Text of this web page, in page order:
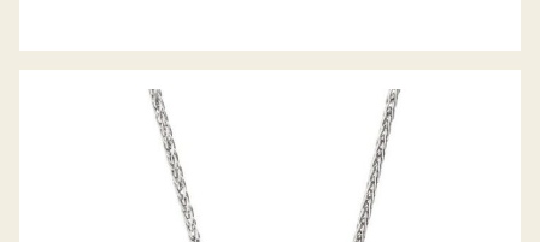
BELLA LUCE COLLIER